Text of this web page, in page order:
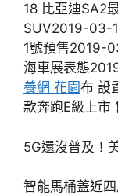
18 比亞迪SA2
SUV2019-03-
1號預售2019-
海車展表態
養網 花園布 設
款奔跑E級上
5G還沒普及！
智能馬桶蓋近